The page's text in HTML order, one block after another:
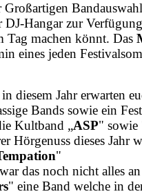
Großartigen
DJ-Hangar zur
Tag machen könnt. Das
eines jeden
diesem Jahr erwarten
Bands sowie ein
Kultband „ASP" sowie
Hörgenuss dieses Jahr
"
das noch nicht alles
" eine Band welche in